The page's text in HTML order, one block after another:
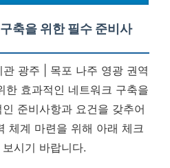
축을 위한 필수 준비사
광주 | 목포 나주 영광 권역
한 효과적인 네트워크 구축을
준비사항과 요건을 갖추어
체계 마련을 위해 아래 체크
시기 바랍니다.